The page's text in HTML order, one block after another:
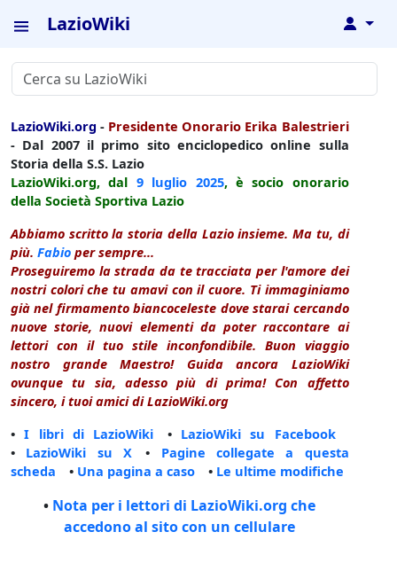
LazioWiki ↓
LazioWiki.org - Presidente Onorario Erika Balestrieri
- Dal 2007 il primo sito enciclopedico online sulla
Storia della S.S. Lazio
LazioWiki.org, dal 9 luglio 2025, è socio onorario
della Società Sportiva Lazio
Abbiamo scritto la storia della Lazio insieme. Ma tu, di
più. Fabio per sempre...
Proseguiremo la strada da te tracciata per l'amore dei
nostri colori che tu amavi con il cuore. Ti immaginiamo
già nel firmamento biancoceleste dove starai cercando
nuove storie, nuovi elementi da poter raccontare ai
lettori con il tuo stile inconfondibile. Buon viaggio
nostro grande Maestro! Guida ancora LazioWiki
ovunque tu sia, adesso più di prima! Con affetto
sincero, i tuoi amici di LazioWiki.org
•I libri di LazioWiki • LazioWiki su Facebook
• LazioWiki su X • Pagine collegate a questa
scheda • Una pagina a caso • Le ultime modifiche
• Nota per i lettori di LazioWiki.org che
accedono al sito con un cellulare